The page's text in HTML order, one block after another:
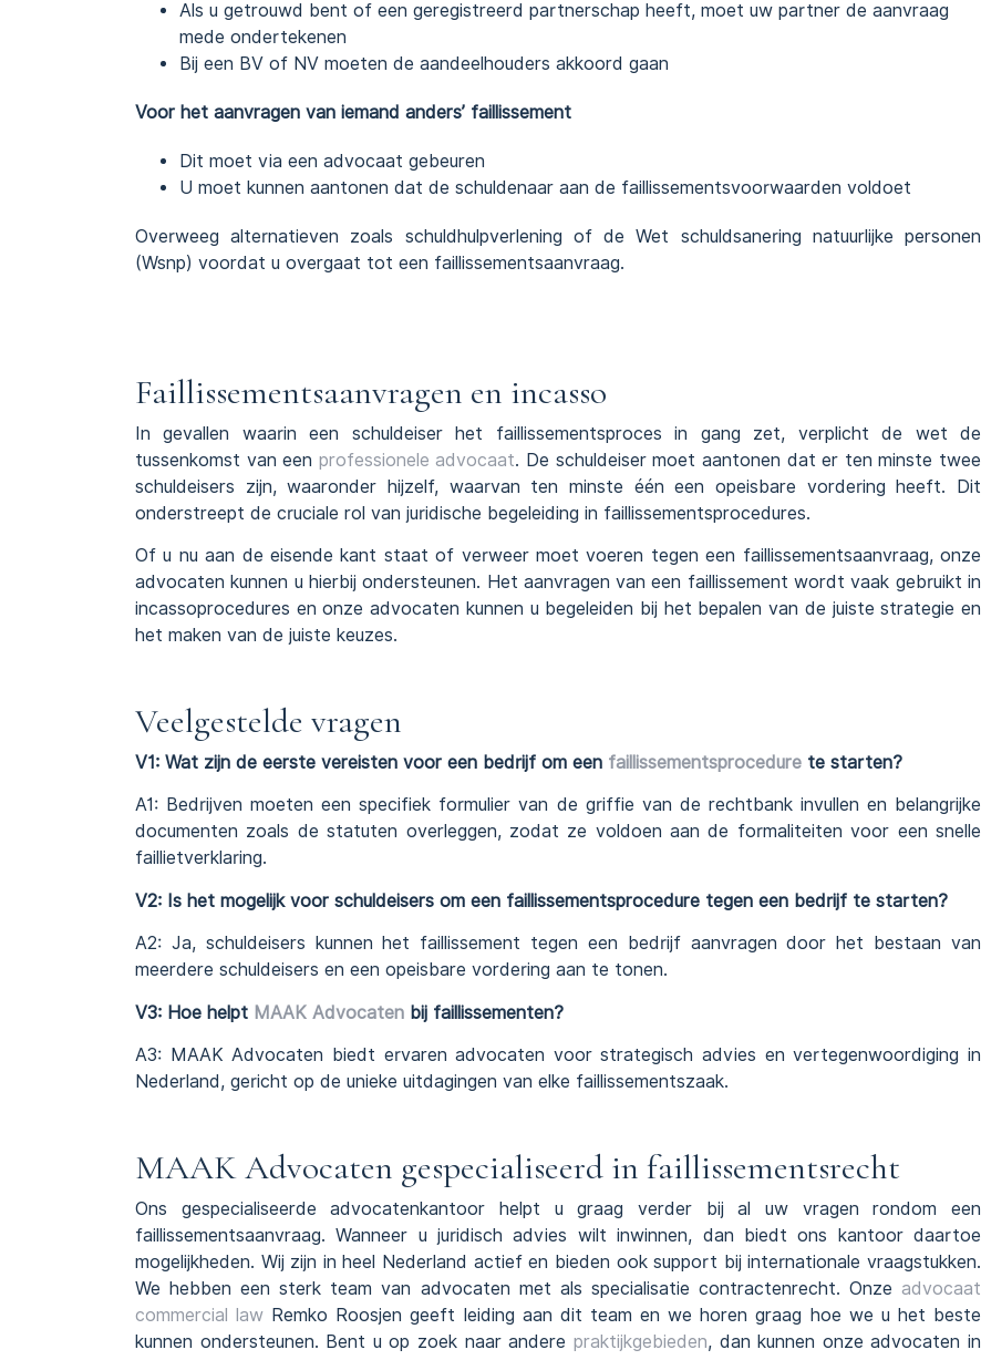
Als u getrouwd bent of een geregistreerd partnerschap heeft, moet uw partner de aanvraag
mede ondertekenen
Bij een BV of NV moeten de aandeelhouders akkoord gaan
Voor het aanvragen van iemand anders’ faillissement
Dit moet via een advocaat gebeuren
U moet kunnen aantonen dat de schuldenaar aan de faillissementsvoorwaarden voldoet
Overweeg alternatieven zoals schuldhulpverlening of de Wet schuldsanering natuurlijke personen
(Wsnp) voordat u overgaat tot een faillissementsaanvraag.
Faillissementsaanvragen en incasso
In gevallen waarin een schuldeiser het faillissementsproces in gang zet, verplicht de wet de
tussenkomst van een professionele advocaat. De schuldeiser moet aantonen dat er ten minste twee
schuldeisers zijn, waaronder hijzelf, waarvan ten minste één een opeisbare vordering heeft. Dit
onderstreept de cruciale rol van juridische begeleiding in faillissementsprocedures.
Of u nu aan de eisende kant staat of verweer moet voeren tegen een faillissementsaanvraag, onze
advocaten kunnen u hierbij ondersteunen. Het aanvragen van een faillissement wordt vaak gebruikt in
incassoprocedures en onze advocaten kunnen u begeleiden bij het bepalen van de juiste strategie en
het maken van de juiste keuzes.
Veelgestelde vragen
V1: Wat zijn de eerste vereisten voor een bedrijf om een faillissementsprocedure te starten?
A1: Bedrijven moeten een specifiek formulier van de griffie van de rechtbank invullen en belangrijke
documenten zoals de statuten overleggen, zodat ze voldoen aan de formaliteiten voor een snelle
faillietverklaring.
V2: Is het mogelijk voor schuldeisers om een faillissementsprocedure tegen een bedrijf te starten?
A2: Ja, schuldeisers kunnen het faillissement tegen een bedrijf aanvragen door het bestaan van
meerdere schuldeisers en een opeisbare vordering aan te tonen.
V3: Hoe helpt MAAK Advocaten bij faillissementen?
A3: MAAK Advocaten biedt ervaren advocaten voor strategisch advies en vertegenwoordiging in
Nederland, gericht op de unieke uitdagingen van elke faillissementszaak.
MAAK Advocaten gespecialiseerd in faillissementsrecht
Ons gespecialiseerde advocatenkantoor helpt u graag verder bij al uw vragen rondom een
faillissementsaanvraag. Wanneer u juridisch advies wilt inwinnen, dan biedt ons kantoor daartoe
mogelijkheden. Wij zijn in heel Nederland actief en bieden ook support bij internationale vraagstukken.
We hebben een sterk team van advocaten met als specialisatie contractenrecht. Onze advocaat
commercial law Remko Roosjen geeft leiding aan dit team en we horen graag hoe we u het beste
kunnen ondersteunen. Bent u op zoek naar andere praktijkgebieden, dan kunnen onze advocaten in